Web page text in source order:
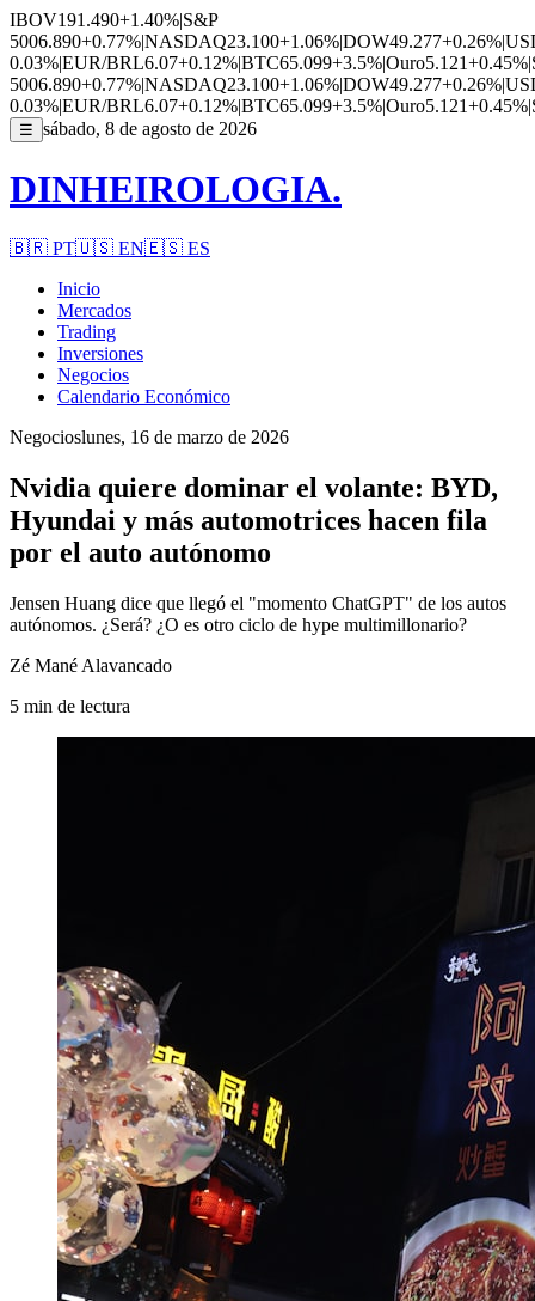
IBOV191.490+1.40%|S&P
5006.890+0.77%|NASDAQ23.100+1.06%|DOW49.277+0.26%|
0.03%|EUR/BRL6.07+0.12%|BTC65.099+3.5%|Ouro5.121+0.45%|
5006.890+0.77%|NASDAQ23.100+1.06%|DOW49.277+0.26%|
0.03%|EUR/BRL6.07+0.12%|BTC65.099+3.5%|Ouro5.121+0.45%|
☰ sábado, 8 de agosto de 2026
DINHEIROLOGIA.
🇧🇷 PT🇺🇸 EN🇪🇸 ES
Inicio
Mercados
Trading
Inversiones
Negocios
Calendario Económico
Negocioslunes, 16 de marzo de 2026
Nvidia quiere dominar el volante: BYD,
Hyundai y más automotrices hacen fila
por el auto autónomo
Jensen Huang dice que llegó el "momento ChatGPT" de los autos
autónomos. ¿Será? ¿O es otro ciclo de hype multimillonario?
Zé Mané Alavancado
5 min de lectura